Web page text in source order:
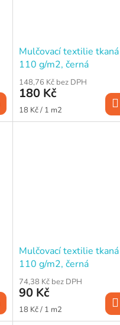
Mulčovací textilie
110 g/m2, černá
148,76 Kč bez DPH
180 Kč
Měrná
cena:
18 Kč / 1 m2
Mulčovací textilie
110 g/m2, černá
74,38 Kč bez DPH
90 Kč
Měrná
cena:
18 Kč / 1 m2